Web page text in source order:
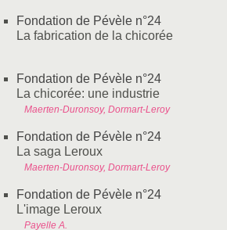
Fondation de Pévèle n°24
La fabrication de la chicorée
Fondation de Pévèle n°24
La chicorée: une industrie
Maerten-Duronsoy, Dormart-Leroy
Fondation de Pévèle n°24
La saga Leroux
Maerten-Duronsoy, Dormart-Leroy
Fondation de Pévèle n°24
L'image Leroux
Payelle A.